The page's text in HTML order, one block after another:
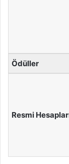
Ödüller
Resmi